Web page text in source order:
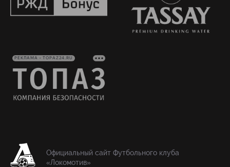
РЕКЛАМА • TOPAZ24.RU
Официальный сайт Футбольного клуба
«Локомотив»